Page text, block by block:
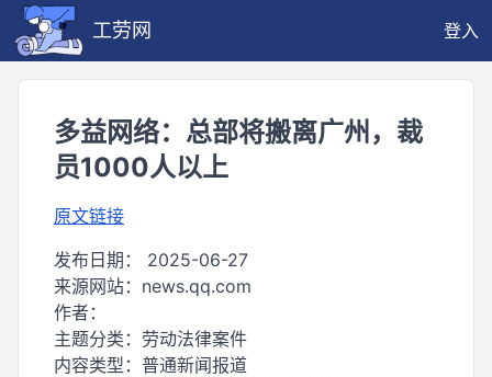
工劳网 登入
多益网络：总部将搬离广州，裁
员1000人以上
原文链接
发布日期： 2025-06-27
来源网站： news.qq.com
作者：
主题分类： 劳动法律案件
内容类型： 普通新闻报道